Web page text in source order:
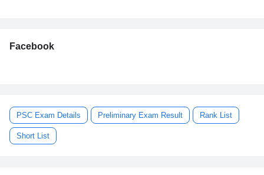
Facebook
PSC Exam Details Preliminary Exam Result Rank List
Short List